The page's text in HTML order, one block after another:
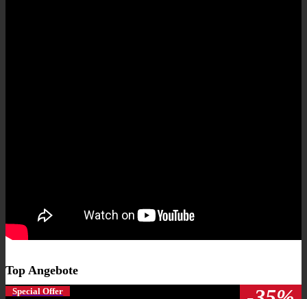
Top Angebote
Special Offer